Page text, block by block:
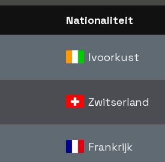
Nationaliteit
Ivoorkust
Zwitserland
Frankrijk